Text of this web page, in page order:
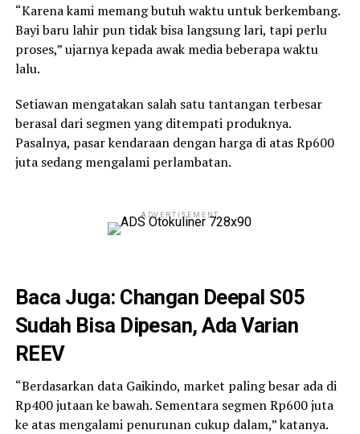
“Karena kami memang butuh waktu untuk berkembang.
Bayi baru lahir pun tidak bisa langsung lari, tapi perlu
proses,” ujarnya kepada awak media beberapa waktu
lalu.
Setiawan mengatakan salah satu tantangan terbesar
berasal dari segmen yang ditempati produknya.
Pasalnya, pasar kendaraan dengan harga di atas Rp600
juta sedang mengalami perlambatan.
ADVERTISEMENT
Baca Juga: Changan Deepal S05
Sudah Bisa Dipesan, Ada Varian
REEV
“Berdasarkan data Gaikindo, market paling besar ada di
Rp400 jutaan ke bawah. Sementara segmen Rp600 juta
ke atas mengalami penurunan cukup dalam,” katanya.